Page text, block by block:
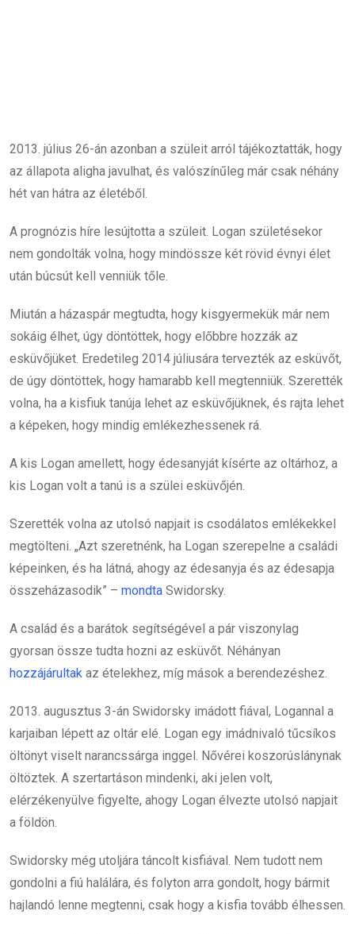
2013. július 26-án azonban a szüleit arról tájékoztatták, hogy
az állapota aligha javulhat, és valószínűleg már csak néhány
hét van hátra az életéből.
A prognózis híre lesújtotta a szüleit. Logan születésekor
nem gondolták volna, hogy mindössze két rövid évnyi élet
után búcsút kell venniük tőle.
Miután a házaspár megtudta, hogy kisgyermekük már nem
sokáig élhet, úgy döntöttek, hogy előbbre hozzák az
esküvőjüket. Eredetileg 2014 júliusára tervezték az esküvőt,
de úgy döntöttek, hogy hamarabb kell megtenniük. Szerették
volna, ha a kisfiuk tanúja lehet az esküvőjüknek, és rajta lehet
a képeken, hogy mindig emlékezhessenek rá.
A kis Logan amellett, hogy édesanyját kísérte az oltárhoz, a
kis Logan volt a tanú is a szülei esküvőjén.
Szerették volna az utolsó napjait is csodálatos emlékekkel
megtölteni. „Azt szeretnénk, ha Logan szerepelne a családi
képeinken, és ha látná, ahogy az édesanyja és az édesapja
összeházasodik” – mondta Swidorsky.
A család és a barátok segítségével a pár viszonylag
gyorsan össze tudta hozni az esküvőt. Néhányan
hozzájárultak az ételekhez, míg mások a berendezéshez.
2013. augusztus 3-án Swidorsky imádott fiával, Logannal a
karjaiban lépett az oltár elé. Logan egy imádnivaló tűcsíkos
öltönyt viselt narancssárga inggel. Nővérei koszorúslánynak
öltöztek. A szertartáson mindenki, aki jelen volt,
elérzékenyülve figyelte, ahogy Logan élvezte utolsó napjait
a földön.
Swidorsky még utoljára táncolt kisfiával. Nem tudott nem
gondolni a fiú halálára, és folyton arra gondolt, hogy bármit
hajlandó lenne megtenni, csak hogy a kisfia tovább élhessen.